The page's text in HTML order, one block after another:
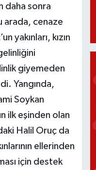
daha sonra
arada, cenaze
yakınları, kızın
giyemeden
Yangında,
Soykan
ilk eşinden olan
Halil Oruç da
ellerinden
için destek